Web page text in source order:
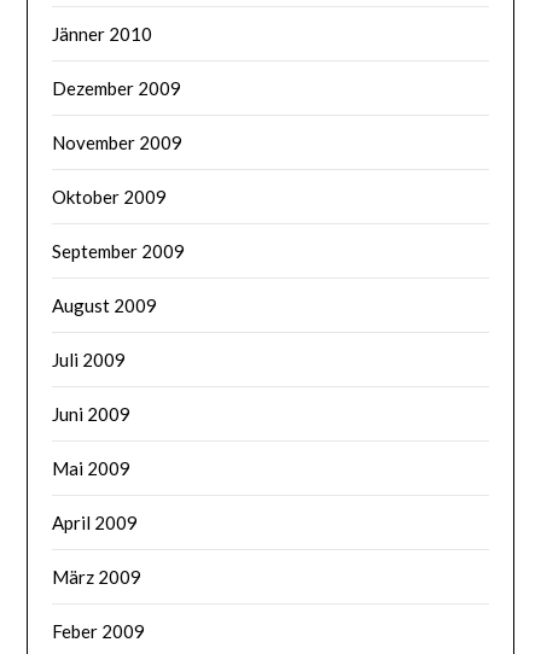
Jänner 2010
Dezember 2009
November 2009
Oktober 2009
September 2009
August 2009
Juli 2009
Juni 2009
Mai 2009
April 2009
März 2009
Feber 2009